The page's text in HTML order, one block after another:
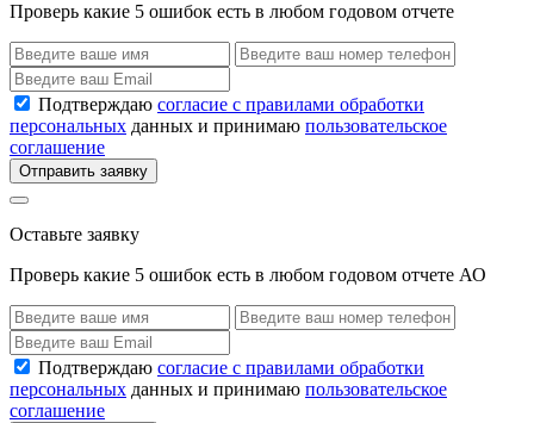
Проверь какие 5 ошибок есть в любом годовом отчете
Подтверждаю согласие с правилами обработки
персональных данных и принимаю пользовательское
соглашение
Отправить заявку
Оставьте заявку
Проверь какие 5 ошибок есть в любом годовом отчете АО
Подтверждаю согласие с правилами обработки
персональных данных и принимаю пользовательское
соглашение